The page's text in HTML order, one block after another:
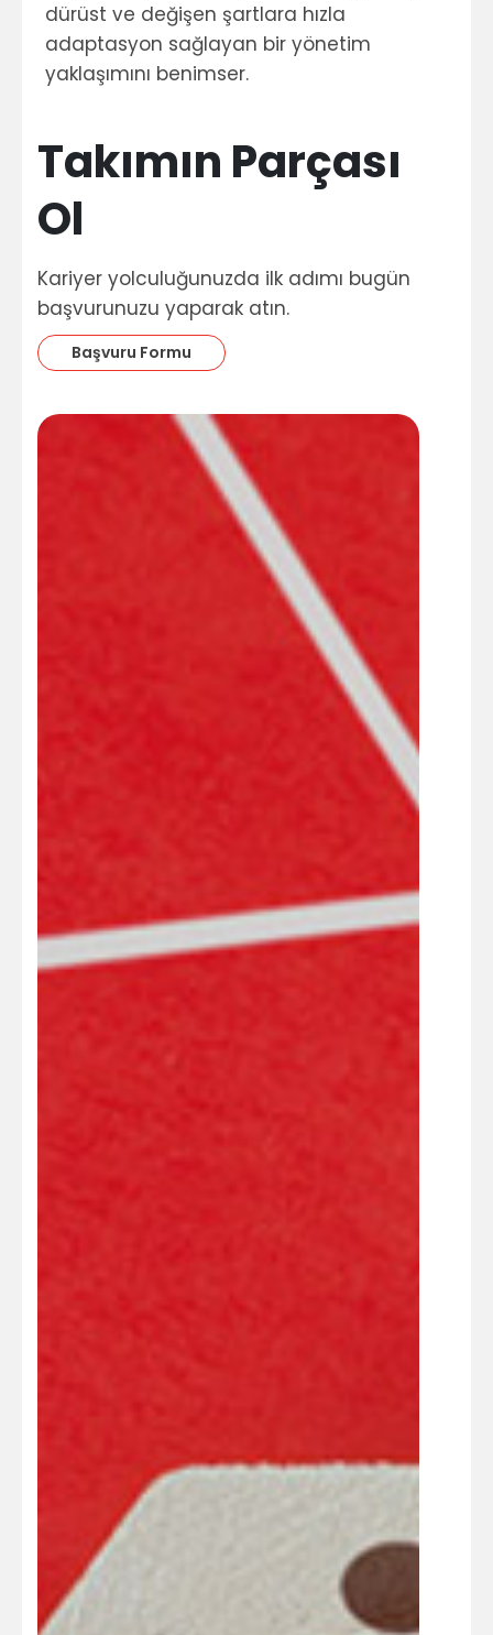
dürüst ve değişen şartlara hızla
adaptasyon sağlayan bir yönetim
yaklaşımını benimser.
Takımın Parçası
Ol
Kariyer yolculuğunuzda ilk adımı bugün
başvurunuzu yaparak atın.
Başvuru Formu